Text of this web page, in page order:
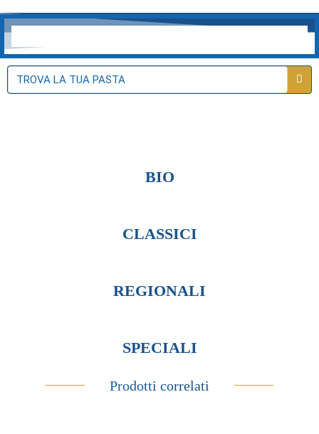
BIO
CLASSICI
REGIONALI
SPECIALI
Prodotti correlati